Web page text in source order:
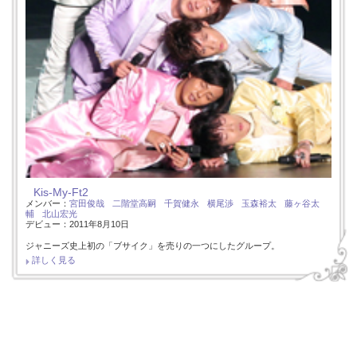
Kis-My-Ft2
メンバー： 宮田俊哉 二階堂高嗣 千賀健永 横尾渉 玉森裕太
藤ヶ谷太
輔
北山宏光
デビュー：2011年8月10日
ジャニーズ史上初の「ブサイク」を売りの一つにしたグループ。
詳しく見る